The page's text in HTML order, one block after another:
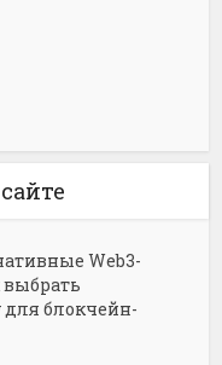
Web3-
для блокчейн-